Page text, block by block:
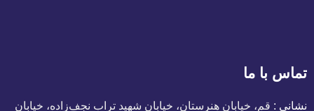
تماس با ما
نشانی : قم، خیابان هنرستان، خیابان شهید تراب نجف‌زاده، خیابان